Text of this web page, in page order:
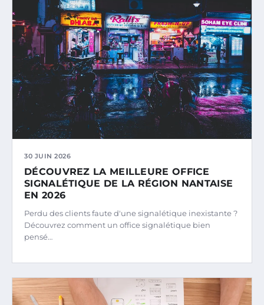
30 JUIN 2026
DÉCOUVREZ LA MEILLEURE OFFICE
SIGNALÉTIQUE DE LA RÉGION NANTAISE
EN 2026
Perdu des clients faute d'une signalétique inexistante ?
Découvrez comment un office signalétique bien
pensé…